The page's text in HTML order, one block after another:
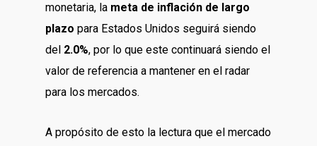
monetaria, la meta de inflación de largo
plazo para Estados Unidos seguirá siendo
del 2.0%, por lo que este continuará siendo el
valor de referencia a mantener en el radar
para los mercados.
A propósito de esto la lectura que el mercado